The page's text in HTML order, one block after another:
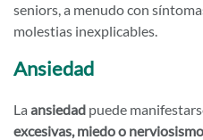
seniors, a menudo con
molestias inexplicables.
Ansiedad
La ansiedad puede
excesivas, miedo o nerviosismo